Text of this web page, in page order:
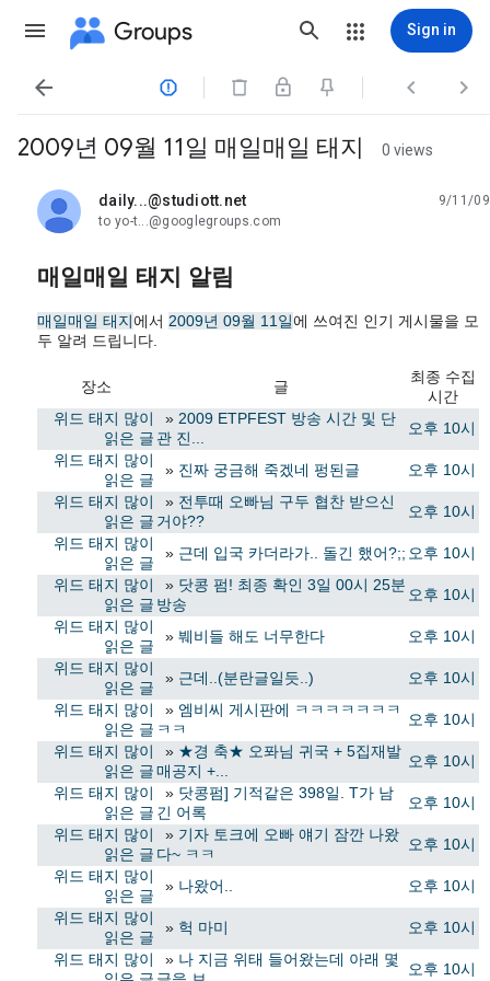
Groups Sign in
   
2009년 09월 11일 매일매일 태지 0 views
daily...@studiott.net
unread,
9/11/09
to yo-t...@googlegroups.com
매일매일 태지 알림
매일매일 태지에서 2009년 09월 11일에 쓰여진 인기 게시물을 모
두 알려 드립니다.
장소 글
최종 수집
시간
위드 태지 많이
읽은 글
» 2009 ETPFEST 방송 시간 및 단
관 진...
오후 10시
위드 태지 많이
읽은 글
» 진짜 궁금해 죽겠네 펑된글
오후 10시
위드 태지 많이
읽은 글
» 전투때 오빠님 구두 협찬 받으신
거야??
오후 10시
위드 태지 많이
읽은 글
» 근데 입국 카더라가.. 돌긴 했어?;; 오후 10시
위드 태지 많이
읽은 글
» 닷콩 펌! 최종 확인 3일 00시 25분
방송
오후 10시
위드 태지 많이
읽은 글
» 붸비들 해도 너무한다
오후 10시
위드 태지 많이
읽은 글
» 근데..(분란글일듯..)
오후 10시
위드 태지 많이
읽은 글
» 엠비씨 게시판에 ㅋㅋㅋㅋㅋㅋㅋ
ㅋㅋ
오후 10시
위드 태지 많이
읽은 글
» ★경 축★ 오퐈님 귀국 + 5집재발
매공지 +...
오후 10시
위드 태지 많이
읽은 글
» 닷콩펌] 기적같은 398일. T가 남
긴 어록
오후 10시
위드 태지 많이
읽은 글
» 기자 토크에 오빠 얘기 잠깐 나왔
다~ ㅋㅋ
오후 10시
위드 태지 많이
읽은 글
» 나왔어..
오후 10시
위드 태지 많이
읽은 글
» 헉 마미
오후 10시
위드 태지 많이
» 나 지금 위태 들어왔는데 아래 몇
오후 10시